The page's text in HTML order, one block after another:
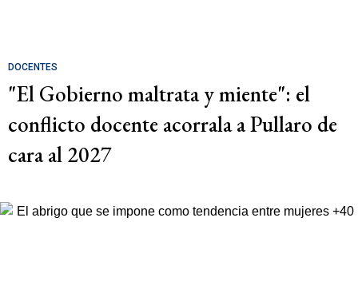
DOCENTES
"El Gobierno maltrata y miente": el
conflicto docente acorrala a Pullaro de
cara al 2027